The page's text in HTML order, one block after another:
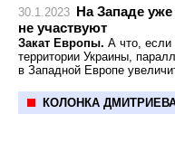
30.1.2023 На Западе
не участвуют
Закат Европы. А что, если
территории Украины,
в Западной Европе
КОЛОНКА